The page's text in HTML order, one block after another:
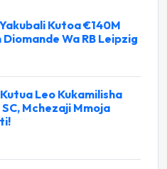
Kutoa €140M
Diomande Wa RB Leipzig
Leo Kukamilisha
Mchezaji Mmoja